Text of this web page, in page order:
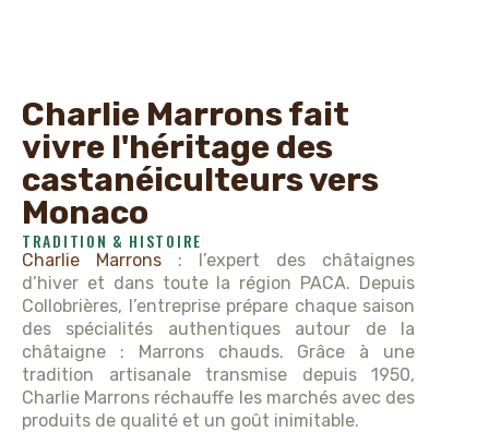
Charlie Marrons fait
vivre l'héritage des
castanéiculteurs vers
Monaco
TRADITION & HISTOIRE
Charlie Marrons : l’expert des châtaignes
d’hiver et dans toute la région PACA. Depuis
Collobrières, l’entreprise prépare chaque saison
des spécialités authentiques autour de la
châtaigne : Marrons chauds. Grâce à une
tradition artisanale transmise depuis 1950,
Charlie Marrons réchauffe les marchés avec des
produits de qualité et un goût inimitable.